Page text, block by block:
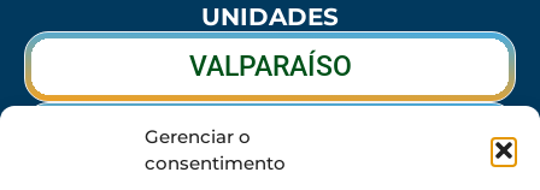
Gerenciar o
consentimento
UNIDADES
VALPARAÍSO
RIO VERDE